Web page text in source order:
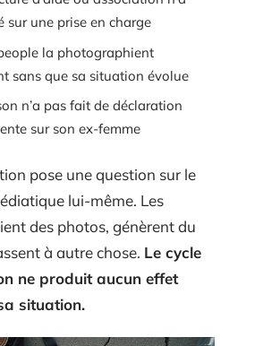
sur une prise en charge
la photographient
sans que sa situation évolue
n’a pas fait de déclaration
sur son ex-femme
pose une question sur le
lui-même. Les
des photos, génèrent du
à autre chose. Le cycle
ne produit aucun effet
situation.